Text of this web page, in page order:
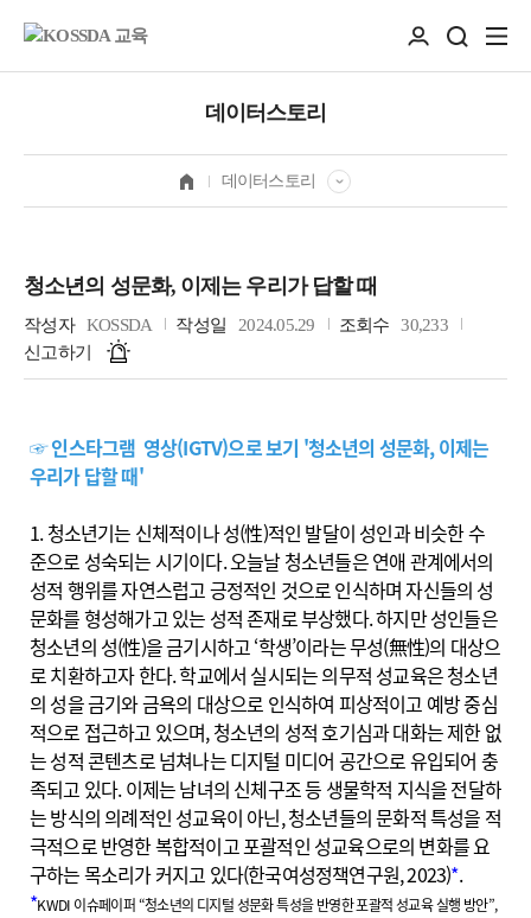
데이터스토리
데이터스토리
청소년의 성문화, 이제는 우리가 답할 때
작성자 KOSSDA 작성일 2024.05.29 조회수
30,233
신고하기
☞ 인스타그램 영상(IGTV)으로 보기 '청소년의 성문화, 이제는
우리가 답할 때'
1. 청소년기는 신체적이나 성(性)적인 발달이 성인과 비슷한 수
준으로 성숙되는 시기이다. 오늘날 청소년들은 연애 관계에서의
성적 행위를 자연스럽고 긍정적인 것으로 인식하며 자신들의 성
문화를 형성해가고 있는 성적 존재로 부상했다. 하지만 성인들은
청소년의 성(性)을 금기시하고 ‘학생’이라는 무성(無性)의 대상으
로 치환하고자 한다. 학교에서 실시되는 의무적 성교육은 청소년
의 성을 금기와 금욕의 대상으로 인식하여 피상적이고 예방 중심
적으로 접근하고 있으며, 청소년의 성적 호기심과 대화는 제한 없
는 성적 콘텐츠로 넘쳐나는 디지털 미디어 공간으로 유입되어 충
족되고 있다. 이제는 남녀의 신체구조 등 생물학적 지식을 전달하
는 방식의 의례적인 성교육이 아닌, 청소년들의 문화적 특성을 적
극적으로 반영한 복합적이고 포괄적인 성교육으로의 변화를 요
구하는 목소리가 커지고 있다(한국여성정책연구원, 2023)*.
*KWDI 이슈페이퍼 “청소년의 디지털 성문화 특성을 반영한 포괄적 성교육 실행 방안”,